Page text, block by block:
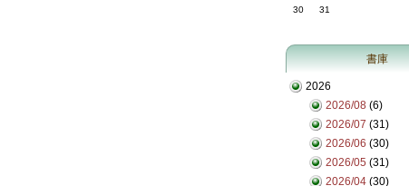
30
31
書庫
2026
2026/08 (6)
2026/07 (31)
2026/06 (30)
2026/05 (31)
2026/04 (30)